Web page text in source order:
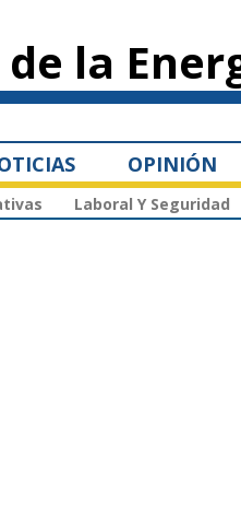
la
OPINIÓN
Laboral Y Seguridad